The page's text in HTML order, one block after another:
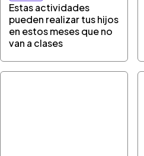
Estas actividades
pueden realizar tus hijos
en estos meses que no
van a clases